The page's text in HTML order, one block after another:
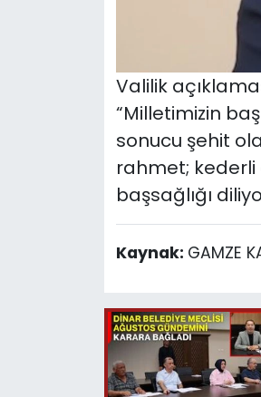
Valilik
“Milletimizin
sonucu şehit
rahmet; kederli
başsağlığı
Kaynak: GAMZE